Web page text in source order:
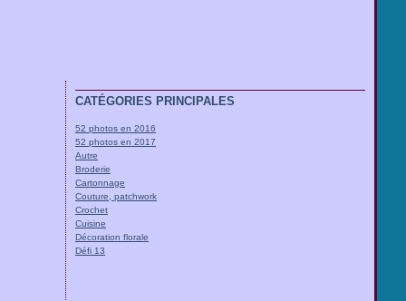
CATÉGORIES PRINCIPALES
52 photos en 2016
52 photos en 2017
Autre
Broderie
Cartonnage
Couture, patchwork
Crochet
Cuisine
Décoration florale
Défi 13